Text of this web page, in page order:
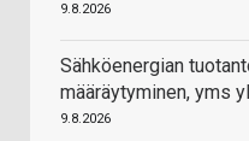
9.8.2026
Sähköenergian
määräytyminen, yms
9.8.2026